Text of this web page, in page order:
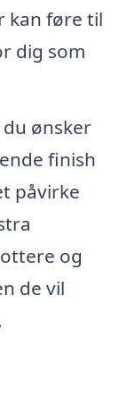
kan føre til
dig som
du ønsker
finish
påvirke
og
de vil